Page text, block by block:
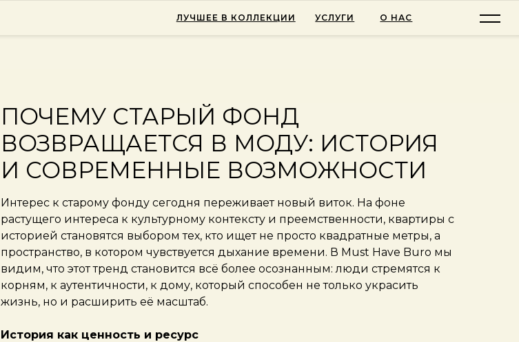
ЛУЧШЕЕ В КОЛЛЕКЦИИ УСЛУГИ О НАС
ПОЧЕМУ СТАРЫЙ ФОНД
ВОЗВРАЩАЕТСЯ В МОДУ: ИСТОРИЯ
И СОВРЕМЕННЫЕ ВОЗМОЖНОСТИ
Интерес к старому фонду сегодня переживает новый виток. На фоне
растущего интереса к культурному контексту и преемственности, квартиры с
историей становятся выбором тех, кто ищет не просто квадратные метры, а
пространство, в котором чувствуется дыхание времени. В Must Have Buro мы
видим, что этот тренд становится всё более осознанным: люди стремятся к
корням, к аутентичности, к дому, который способен не только украсить
жизнь, но и расширить её масштаб.
История как ценность и ресурс